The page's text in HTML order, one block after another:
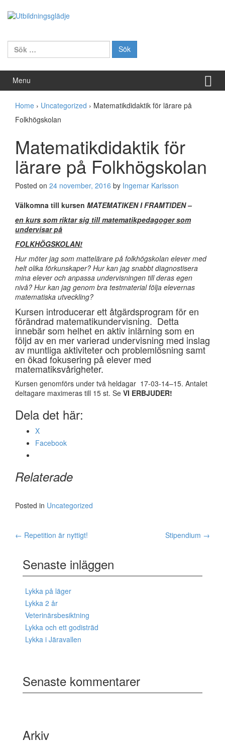
Sök efter:
Menu
Home › Uncategorized › Matematikdidaktik för lärare på
Folkhögskolan
Matematikdidaktik för
lärare på Folkhögskolan
Posted on 24 november, 2016 by Ingemar Karlsson
Välkomna till kursen MATEMATIKEN I FRAMTIDEN–
en kurs som riktar sig till matematikpedagoger som
undervisar på
FOLKHÖGSKOLAN!
Hur möter jag som mattelärare på folkhögskolan elever med
helt olika förkunskaper? Hur kan jag snabbt diagnostisera
mina elever och anpassa undervisningen till deras egen
nivå? Hur kan jag genom bra testmaterial följa elevernas
matematiska utveckling?
Kursen introducerar ett åtgärdsprogram för en
förändrad matematikundervisning. Detta
innebär som helhet en aktiv inlärning som en
följd av en mer varierad undervisning med inslag
av muntliga aktiviteter och problemlösning samt
en ökad fokusering på elever med
matematiksvårigheter.
Kursen genomförs under två heldagar 17-03-14–15. Antalet
deltagare maximeras till 15 st. Se VI ERBJUDER!
Dela det här:
X
Facebook
Relaterade
Posted in Uncategorized
← Repetition är nyttigt! Stipendium →
Senaste inläggen
Lykka på läger
Lykka 2 år
Veterinärsbesiktning
Lykka och ett godisträd
Lykka i Järavallen
Senaste kommentarer
Arkiv